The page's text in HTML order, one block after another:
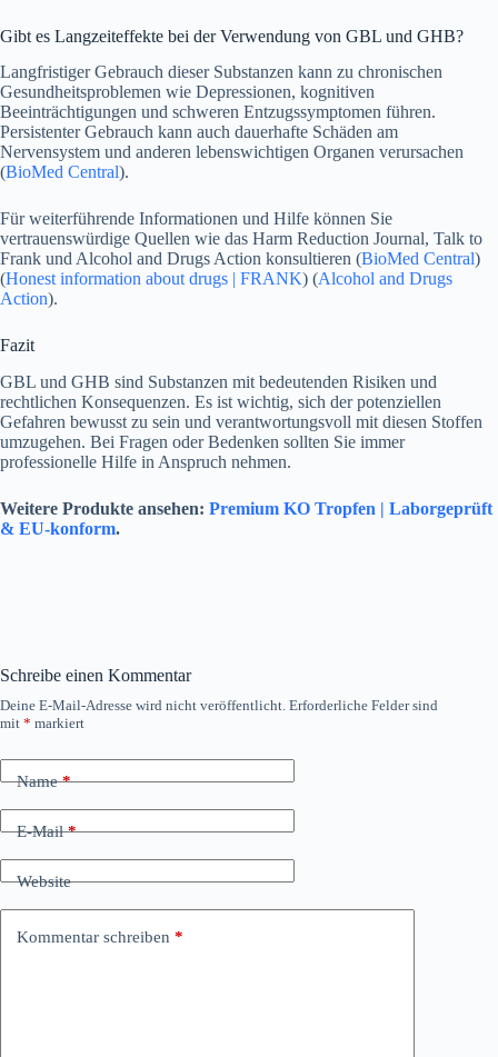
Gibt es Langzeiteffekte bei der Verwendung von GBL und GHB?
Langfristiger Gebrauch dieser Substanzen kann zu chronischen
Gesundheitsproblemen wie Depressionen, kognitiven
Beeinträchtigungen und schweren Entzugssymptomen führen.
Persistenter Gebrauch kann auch dauerhafte Schäden am
Nervensystem und anderen lebenswichtigen Organen verursachen​
(BioMed Central)​.
Für weiterführende Informationen und Hilfe können Sie
vertrauenswürdige Quellen wie das Harm Reduction Journal, Talk to
Frank und Alcohol and Drugs Action konsultieren​ (BioMed Central)​​
(Honest information about drugs | FRANK)​​ (Alcohol and Drugs
Action)​.
Fazit
GBL und GHB sind Substanzen mit bedeutenden Risiken und
rechtlichen Konsequenzen. Es ist wichtig, sich der potenziellen
Gefahren bewusst zu sein und verantwortungsvoll mit diesen Stoffen
umzugehen. Bei Fragen oder Bedenken sollten Sie immer
professionelle Hilfe in Anspruch nehmen.
Weitere Produkte ansehen: Premium KO Tropfen | Laborgeprüft
& EU-konform.
Schreibe einen Kommentar
Deine E-Mail-Adresse wird nicht veröffentlicht. Erforderliche Felder sind
mit * markiert
Name*
E-Mail*
Website
Kommentar schreiben *